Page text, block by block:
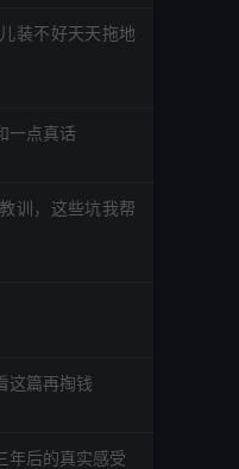
装不好天天拖地
一点真话
训，这些坑我帮
这篇再掏钱
年后的真实感受